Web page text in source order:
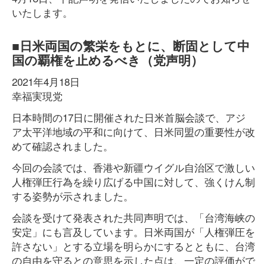
いたします。
■日米両国の繁栄をもとに、断固として中
国の覇権を止めるべき（党声明）
2021年4月18日
幸福実現党
日本時間の17日に開催された日米首脳会談で、アジ
ア太平洋地域の平和に向けて、日米同盟の重要性が改
めて確認されました。
今回の会談では、香港や新疆ウイグル自治区で激しい
人権弾圧行為を繰り広げる中国に対して、強くけん制
する姿勢が示されました。
会談を受けて発表された共同声明では、「台湾海峡の
安定」にも言及しています。日米両国が「人権弾圧を
許さない」とする立場を明らかにするとともに、台湾
の自由を守るとの意思を示した点は、一定の評価がで